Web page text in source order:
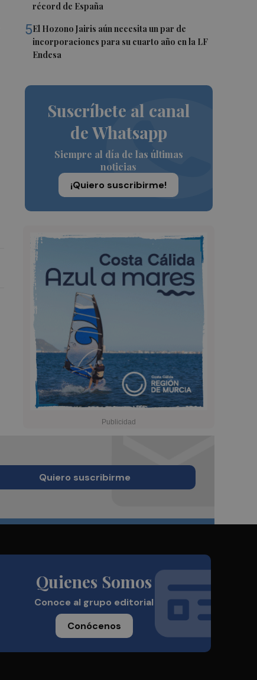
récord de España
5El Hozono Jairis aún necesita un par de
incorporaciones para su cuarto año en la LF
Endesa
Suscríbete al canal
de Whatsapp
Siempre al día de las últimas
noticias
¡Quiero suscribirme!
Quiero suscribirme
Quienes Somos
Conoce al grupo editorial
Conócenos